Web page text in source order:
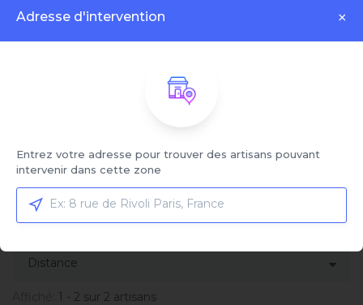
Adresse d'intervention ×
Entrez votre adresse pour trouver des artisans pouvant
intervenir dans cette zone
Cliquez ici pour sélectionner votre service et
1 - 2 sur 2 artisans